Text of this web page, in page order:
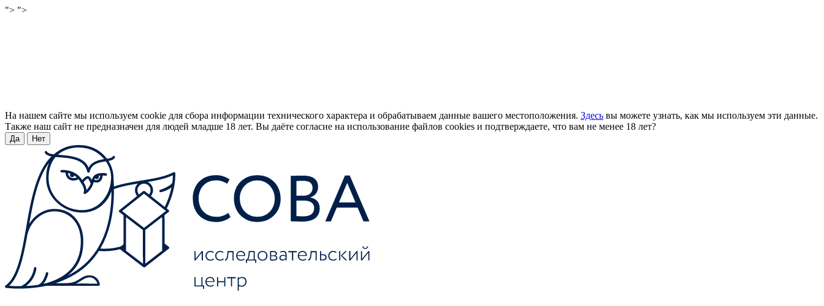
"> ">
На нашем сайте мы используем cookie для сбора информации технического характера и обрабатываем данные вашего местоположения. Здесь вы можете узнать, как мы используем эти данные.
Также наш сайт не предназначен для людей младше 18 лет. Вы даёте согласие на использование файлов cookies и подтверждаете, что вам не менее 18 лет?
Да Нет